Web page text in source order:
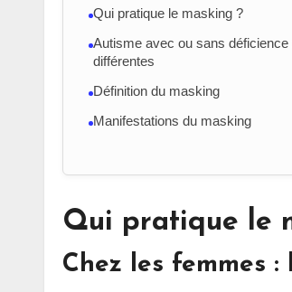
Qui pratique le masking ?
Autisme avec ou sans
différentes
Définition du masking
Manifestations du masking
Qui pratique le
Chez les femmes